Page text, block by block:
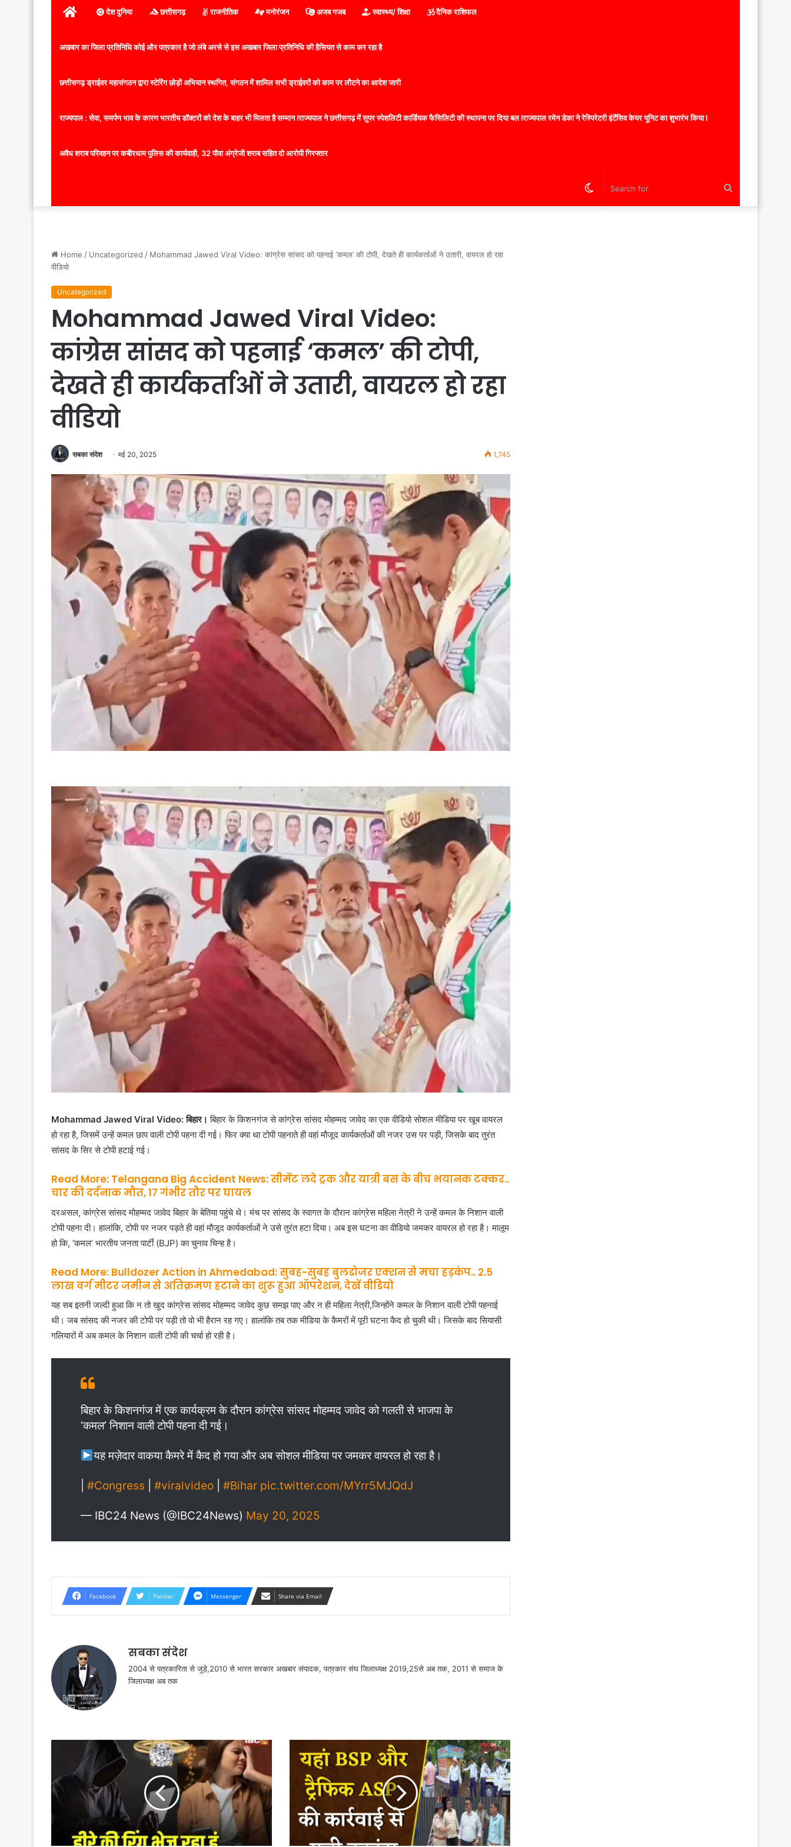
होम देश दुनिया छत्तीसगढ़ राजनीतिक मनोरंजन अजब गजब स्वास्थ्य/ शिक्षा दैनिक राशिफल
अखबार का जिला प्रतिनिधि कोई और पत्रकार है जो लंबे अरसे से इस अखबार जिला प्रतिनिधि की हैसियत से काम कर रहा है
छत्तीसगढ़ ड्राईवर महासंगठन द्वारा स्टेरिंग छोड़ों अभियान स्थगित, संगठन में शामिल सभी ड्राईवरों को काम पर लौटने का आदेश जारी
राज्यपाल : सेवा, समर्पण भाव के कारण भारतीय डॉक्टरों को देश के बाहर भी मिलता है सम्मान lराज्यपाल ने छत्तीसगढ़ में सुपर स्पेशलिटी कार्डियक फैसिलिटी की स्थापना पर दिया बल lराज्यपाल रमेन डेका ने रेस्पिरेटरी इंटेंसिव केयर यूनिट का शुभारंभ किया l
अवैध शराब परिवहन पर कबीरधाम पुलिस की कार्यवाही, 32 पौवा अंग्रेजी शराब सहित दो आरोपी गिरफ्तार
Switch
Home / Uncategorized / Mohammad Jawed Viral Video: कांग्रेस सांसद को पहनाई ‘कमल’ की टोपी, देखते ही कार्यकर्ताओं ने उतारी, वायरल हो रहा
वीडियो
Uncategorized
Mohammad Jawed Viral Video:
कांग्रेस सांसद को पहनाई ‘कमल’ की टोपी,
देखते ही कार्यकर्ताओं ने उतारी, वायरल हो रहा
वीडियो
सबका संदेश मई 20, 2025 1,745
Mohammad Jawed Viral Video: बिहार।बिहार के किशनगंज से कांग्रेस सांसद मोहम्मद जावेद का एक वीडियो सोशल मीडिया पर खूब वायरल
हो रहा है, जिसमें उन्हें कमल छाप वाली टोपी पहना दी गई। फिर क्या था टोपी पहनाते ही वहां मौजूद कार्यकर्ताओं की नजर उस पर पड़ी, जिसके बाद तुरंत
सांसद के सिर से टोपी हटाई गई।
Read More: Telangana Big Accident News: सीमेंट लदे ट्रक और यात्री बस के बीच भयानक टक्कर..
चार की दर्दनाक मौत, 17 गंभीर तौर पर घायल
दरअसल, कांग्रेस सांसद मोहम्मद जावेद बिहार के बेतिया पहुंचे थे। मंच पर सांसद के स्वागत के दौरान कांग्रेस महिला नेत्री ने उन्हें कमल के निशान वाली
टोपी पहना दी। हालांकि, टोपी पर नजर पड़ते ही वहां मौजूद कार्यकर्ताओं ने उसे तुरंत हटा दिया। अब इस घटना का वीडियो जमकर वायरल हो रहा है। मालूम
हो कि, ‘कमल’ भारतीय जनता पार्टी (BJP) का चुनाव चिन्ह है।
Read More: Bulldozer Action in Ahmedabad: सुबह-सुबह बुलडोजर एक्शन से मचा हड़कंप.. 2.5
लाख वर्ग मीटर जमीन से अतिक्रमण हटाने का शुरू हुआ ऑपरेशन, देखें वीडियो
यह सब इतनी जल्दी हुआ कि न तो खुद कांग्रेस सांसद मोहम्मद जावेद कुछ समझ पाए और न ही महिला नेत्री,जिन्होंने कमल के निशान वाली टोपी पहनाई
थी। जब सांसद की नजर की टोपी पर पड़ी तो वो भी हैरान रह गए। हालांकि तब तक मीडिया के कैमरों में पूरी घटना कैद हो चुकी थी। जिसके बाद सियासी
गलियारों में अब कमल के निशान वाली टोपी की चर्चा हो रही है।
बिहार के किशनगंज में एक कार्यक्रम के दौरान कांग्रेस सांसद मोहम्मद जावेद को गलती से भाजपा के
‘कमल’ निशान वाली टोपी पहना दी गई।
यह मज़ेदार वाकया कैमरे में कैद हो गया और अब सोशल मीडिया पर जमकर वायरल हो रहा है।
#Congress #viralvideo #Bihar pic.twitter.com/MYrr5MJQdJ
— IBC24 News (@IBC24News) May 20, 2025
Facebook Twitter Messenger Share via Email
सबका संदेश
2004 से पत्रकारिता से जुड़े,2010 से भारत सरकार अखबार संपादक, पत्रकार संघ जिलाध्यक्ष 2019,25से अब तक, 2011 से समाज के
जिलाध्यक्ष अब तक